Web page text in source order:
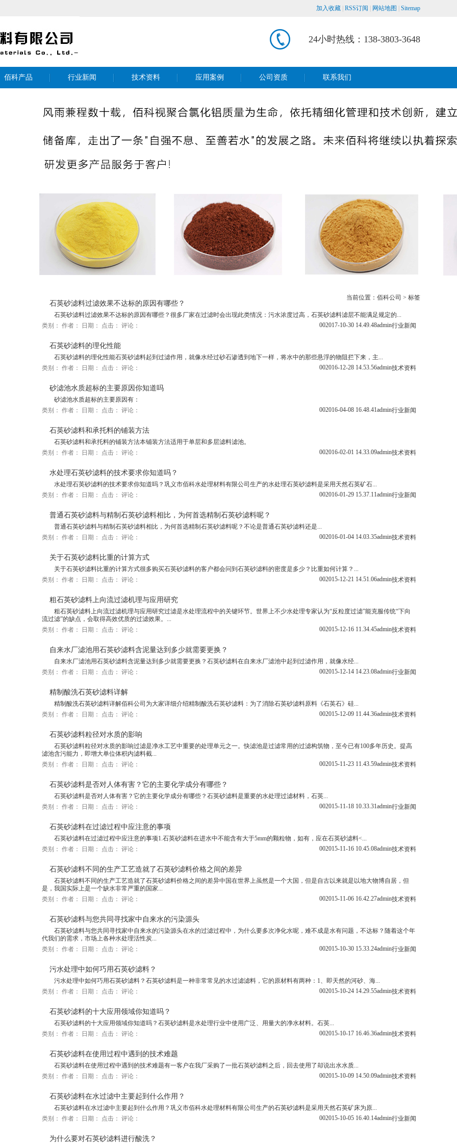
加入收藏 RSS订阅 网站地图 Sitemap
24小时热线：138-3803-3648
佰科产品 行业新闻 技术资料 应用案例 公司资质 联系我们
当前位置： 佰科公司 > 标签
石英砂滤料过滤效果不达标的原因有哪些？
石英砂滤料过滤效果不达标的原因有哪些？很多厂家在过滤时会出现此类情况：污水浓度过高，石英砂滤料滤层不能满足规定的...
类别：
行业新闻
作者： admin
日期： 2017-10-30 14.49.48
点击： 0
评论： 0
石英砂滤料的理化性能
石英砂滤料的理化性能石英砂滤料起到过滤作用，就像水经过砂石渗透到地下一样，将水中的那些悬浮的物阻拦下来，主...
类别：
技术资料
作者： admin
日期： 2016-12-28 14.53.56
点击： 0
评论： 0
砂滤池水质超标的主要原因你知道吗
砂滤池水质超标的主要原因有：
类别：
行业新闻
作者： admin
日期： 2016-04-08 16.48.41
点击： 0
评论： 0
石英砂滤料和承托料的铺装方法
石英砂滤料和承托料的铺装方法本铺装方法适用于单层和多层滤料滤池。
类别：
技术资料
作者： admin
日期： 2016-02-01 14.33.09
点击： 0
评论： 0
水处理石英砂滤料的技术要求你知道吗？
水处理石英砂滤料的技术要求你知道吗？巩义市佰科水处理材料有限公司生产的水处理石英砂滤料是采用天然石英矿石...
类别：
行业新闻
作者： admin
日期： 2016-01-29 15.37.11
点击： 0
评论： 0
普通石英砂滤料与精制石英砂滤料相比，为何首选精制石英砂滤料呢？
普通石英砂滤料与精制石英砂滤料相比，为何首选精制石英砂滤料呢？不论是普通石英砂滤料还是...
类别：
技术资料
作者： admin
日期： 2016-01-04 14.03.35
点击： 0
评论： 0
关于石英砂滤料比重的计算方式
关于石英砂滤料比重的计算方式很多购买石英砂滤料的客户都会问到石英砂滤料的密度是多少？比重如何计算？...
类别：
技术资料
作者： admin
日期： 2015-12-21 14.51.06
点击： 0
评论： 0
粗石英砂滤料上向流过滤机理与应用研究
粗石英砂滤料上向流过滤机理与应用研究过滤是水处理流程中的关键环节。世界上不少水处理专家认为“反粒度过滤”能克服传统“下向
流过滤”的缺点，会取得高效优质的过滤效果。...
类别：
技术资料
作者： admin
日期： 2015-12-16 11.34.45
点击： 0
评论： 0
自来水厂滤池用石英砂滤料含泥量达到多少就需要更换？
自来水厂滤池用石英砂滤料含泥量达到多少就需要更换？石英砂滤料在自来水厂滤池中起到过滤作用，就像水经...
类别：
行业新闻
作者： admin
日期： 2015-12-14 14.23.08
点击： 0
评论： 0
精制酸洗石英砂滤料详解
精制酸洗石英砂滤料详解佰科公司为大家详细介绍精制酸洗石英砂滤料：为了消除石英砂滤料原料《石英石》硅...
类别：
技术资料
作者： admin
日期： 2015-12-09 11.44.36
点击： 0
评论： 0
石英砂滤料粒径对水质的影响
石英砂滤料粒径对水质的影响过滤是净水工艺中重要的处理单元之一。快滤池是过滤常用的过滤构筑物，至今已有100多年历史。提高
滤池含污能力，即增大单位体积内滤料截...
类别：
技术资料
作者： admin
日期： 2015-11-23 11.43.59
点击： 0
评论： 0
石英砂滤料是否对人体有害？它的主要化学成分有哪些？
石英砂滤料是否对人体有害？它的主要化学成分有哪些？石英砂滤料是重要的水处理过滤材料，石英...
类别：
行业新闻
作者： admin
日期： 2015-11-18 10.33.31
点击： 0
评论： 0
石英砂滤料在过滤过程中应注意的事项
石英砂滤料在过滤过程中应注意的事项1.石英砂滤料在进水中不能含有大于5mm的颗粒物，如有，应在石英砂滤料<...
类别：
技术资料
作者： admin
日期： 2015-11-16 10.45.08
点击： 0
评论： 0
石英砂滤料不同的生产工艺造就了石英砂滤料价格之间的差异
石英砂滤料不同的生产工艺造就了石英砂滤料价格之间的差异中国在世界上虽然是一个大国，但是自古以来就是以地大物博自居，但
是，我国实际上是一个缺水非常严重的国家...
类别：
技术资料
作者： admin
日期： 2015-11-06 16.42.27
点击： 0
评论： 0
石英砂滤料与您共同寻找家中自来水的污染源头
石英砂滤料与您共同寻找家中自来水的污染源头在水的过滤过程中，为什么要多次净化水呢，难不成是水有问题，不达标？随着这个年
代我们的需求，市场上各种水处理活性炭...
类别：
行业新闻
作者： admin
日期： 2015-10-30 15.33.24
点击： 0
评论： 0
污水处理中如何巧用石英砂滤料？
污水处理中如何巧用石英砂滤料？石英砂滤料是一种非常常见的水过滤滤料，它的原材料有两种：1、即天然的河砂、海...
类别：
技术资料
作者： admin
日期： 2015-10-24 14.29.55
点击： 0
评论： 0
石英砂滤料的十大应用领域你知道吗？
石英砂滤料的十大应用领域你知道吗？石英砂滤料是水处理行业中使用广泛、用量大的净水材料。石英...
类别：
技术资料
作者： admin
日期： 2015-10-17 16.46.36
点击： 0
评论： 0
石英砂滤料在使用过程中遇到的技术难题
石英砂滤料在使用过程中遇到的技术难题有一客户在我厂采购了一批石英砂滤料之后，回去使用了却说出水水质...
类别：
技术资料
作者： admin
日期： 2015-10-09 14.50.09
点击： 0
评论： 0
石英砂滤料在水过滤中主要起到什么作用？
石英砂滤料在水过滤中主要起到什么作用？巩义市佰科水处理材料有限公司生产的石英砂滤料是采用天然石英矿床为原...
类别：
行业新闻
作者： admin
日期： 2015-10-05 16.40.14
点击： 0
评论： 0
为什么要对石英砂滤料进行酸洗？